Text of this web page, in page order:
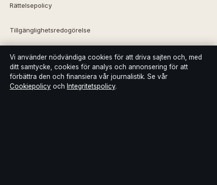
Rättelsepolicy
Tillgänglighetsredogörelse
Integritetspolicy
Kändisar & integritet
Vi använder nödvändiga cookies för att driva sajten och, med
ditt samtycke, cookies för analys och annonsering för att
förbättra den och finansiera vår journalistik. Se vår
Cookiepolicy och Integritetspolicy.